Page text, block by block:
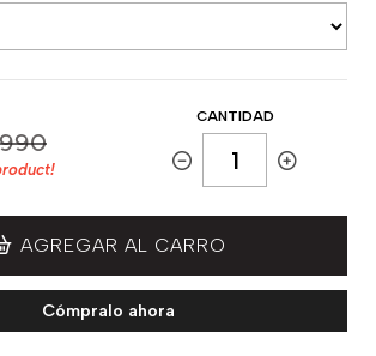
CANTIDAD
AGREGAR AL CARRO
Cómpralo ahora